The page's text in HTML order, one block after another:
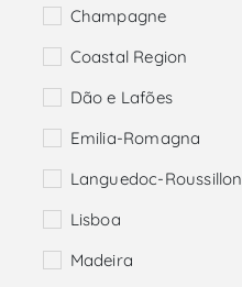
Champagne
Coastal Region
Dão e Lafões
Emilia-Romagna
Languedoc-Roussillon
Lisboa
Madeira